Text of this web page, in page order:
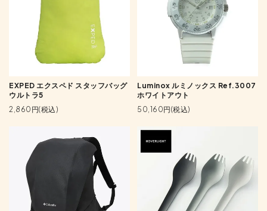
EXPED エクスペド スタッフバッグ
ウルトラ5
2,860円(税込)
Luminox ルミノックス Ref.3007
ホワイトアウト
50,160円(税込)